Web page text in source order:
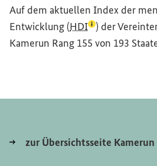
Auf dem aktuellen Index der
Entwicklung (HDI(Lexikon-
) der
Kamerun Rang 155 von 193
zur Übersichtsseite Kamerun